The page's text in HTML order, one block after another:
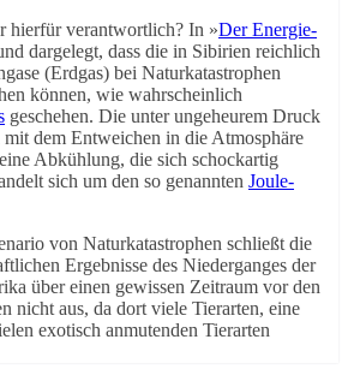
hierfür verantwortlich? In »Der Energie-
dargelegt, dass die in Sibirien reichlich
(Erdgas) bei Naturkatastrophen
können, wie wahrscheinlich
geschehen. Die unter ungeheurem Druck
mit dem Entweichen in die Atmosphäre
Abkühlung, die sich schockartig
sich um den so genannten Joule-
von Naturkatastrophen schließt die
Ergebnisse des Niederganges der
über einen gewissen Zeitraum vor den
nicht aus, da dort viele Tierarten, eine
exotisch anmutenden Tierarten